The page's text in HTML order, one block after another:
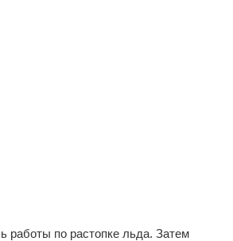
работы по растопке льда. Затем